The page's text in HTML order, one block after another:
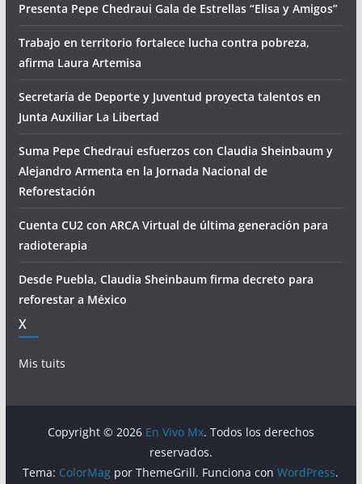
Presenta Pepe Chedraui Gala de Estrellas “Elisa y Amigos”
Trabajo en territorio fortalece lucha contra pobreza,
afirma Laura Artemisa
Secretaría de Deporte y Juventud proyecta talentos en
Junta Auxiliar La Libertad
Suma Pepe Chedraui esfuerzos con Claudia Sheinbaum y
Alejandro Armenta en la Jornada Nacional de
Reforestación
Cuenta CU2 con ARCA Virtual de última generación para
radioterapia
Desde Puebla, Claudia Sheinbaum firma decreto para
reforestar a México
X
Mis tuits
Copyright © 2026 En Vivo Mx. Todos los derechos
reservados.
Tema: ColorMag por ThemeGrill. Funciona conWordPress.